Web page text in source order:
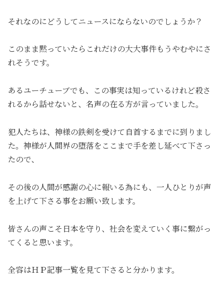
それなのにどうしてニュースにならないのでしょうか？
このまま黙っていたらこれだけの大大事件もうやむやにさ
れそうです。
あるユーチューブでも、この事実は知っているけれど殺さ
れるから話せないと、名声の在る方が言っていました。
犯人たちは、神様の鉄剣を受けて自首するまでに到りまし
た。神様が人間界の堕落をここまで手を差し延べて下さっ
たので、
その後の人間が感謝の心に報いる為にも、一人ひとりが声
を上げて下さる事をお願い致します。
皆さんの声こそ日本を守り、社会を変えていく事に繋がっ
てくると思います。
全容はＨＰ記事一覧を見て下さると分かります。